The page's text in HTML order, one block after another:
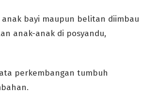
bayi maupun belitan diimbau
anak-anak di posyandu,
perkembangan tumbuh